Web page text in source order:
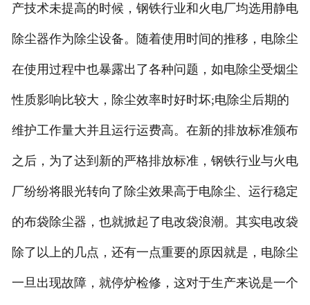
产技术未提高的时候，钢铁行业和火电厂均选用静电
除尘器作为除尘设备。随着使用时间的推移，电除尘
在使用过程中也暴露出了各种问题，如电除尘受烟尘
性质影响比较大，除尘效率时好时坏;电除尘后期的
维护工作量大并且运行运费高。在新的排放标准颁布
之后，为了达到新的严格排放标准，钢铁行业与火电
厂纷纷将眼光转向了除尘效果高于电除尘、运行稳定
的布袋除尘器，也就掀起了电改袋浪潮。其实电改袋
除了以上的几点，还有一点重要的原因就是，电除尘
一旦出现故障，就停炉检修，这对于生产来说是一个